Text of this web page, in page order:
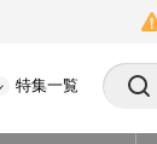
特集一覧